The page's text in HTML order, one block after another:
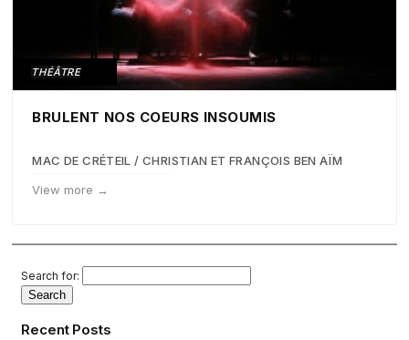
THÉÂTRE
BRULENT NOS COEURS INSOUMIS
MAC DE CRÉTEIL / CHRISTIAN ET FRANÇOIS BEN AÏM
View more →
Search for:
Recent Posts